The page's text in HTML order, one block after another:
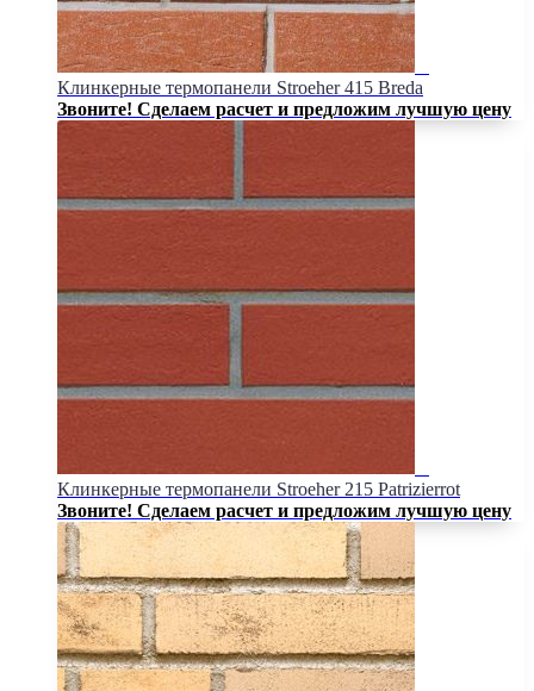
Клинкерные термопанели Stroeher 415 Breda
Звоните! Сделаем расчет и предложим лучшую цену
Клинкерные термопанели Stroeher 215 Patrizierrot
Звоните! Сделаем расчет и предложим лучшую цену